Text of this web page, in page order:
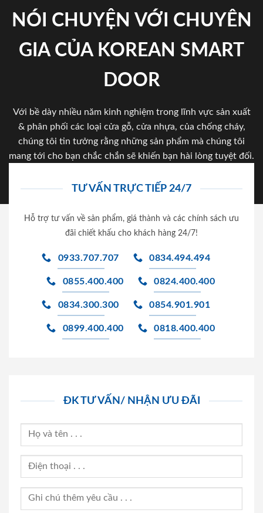
NÓI CHUYỆN VỚI CHUYÊN
GIA CỦA KOREAN SMART
DOOR
Với bề dày nhiều năm kinh nghiệm trong lĩnh vực sản xuất
& phân phối các loại cửa gỗ, cửa nhựa, của chống cháy,
chúng tôi tin tưởng rằng những sản phẩm mà chúng tôi
mang tới cho bạn chắc chắn sẽ khiến bạn hài lòng tuyệt đối.
TƯ VẤN TRỰC TIẾP 24/7
Hỗ trợ tư vấn về sản phẩm, giá thành và các chính sách ưu
đãi chiết khấu cho khách hàng 24/7!
0933.707.707 0834.494.494
0855.400.400 0824.400.400
0834.300.300 0854.901.901
0899.400.400 0818.400.400
ĐK TƯ VẤN/ NHẬN ƯU ĐÃI